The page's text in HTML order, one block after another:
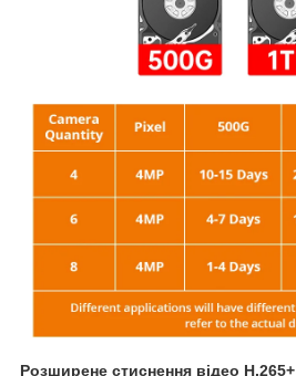
Розширене стиснення відео H.265+